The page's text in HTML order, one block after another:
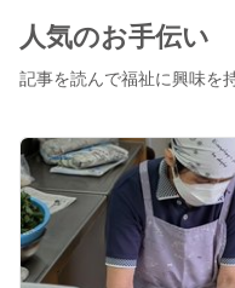
人気のお手伝い
記事を読んで福祉に興味を